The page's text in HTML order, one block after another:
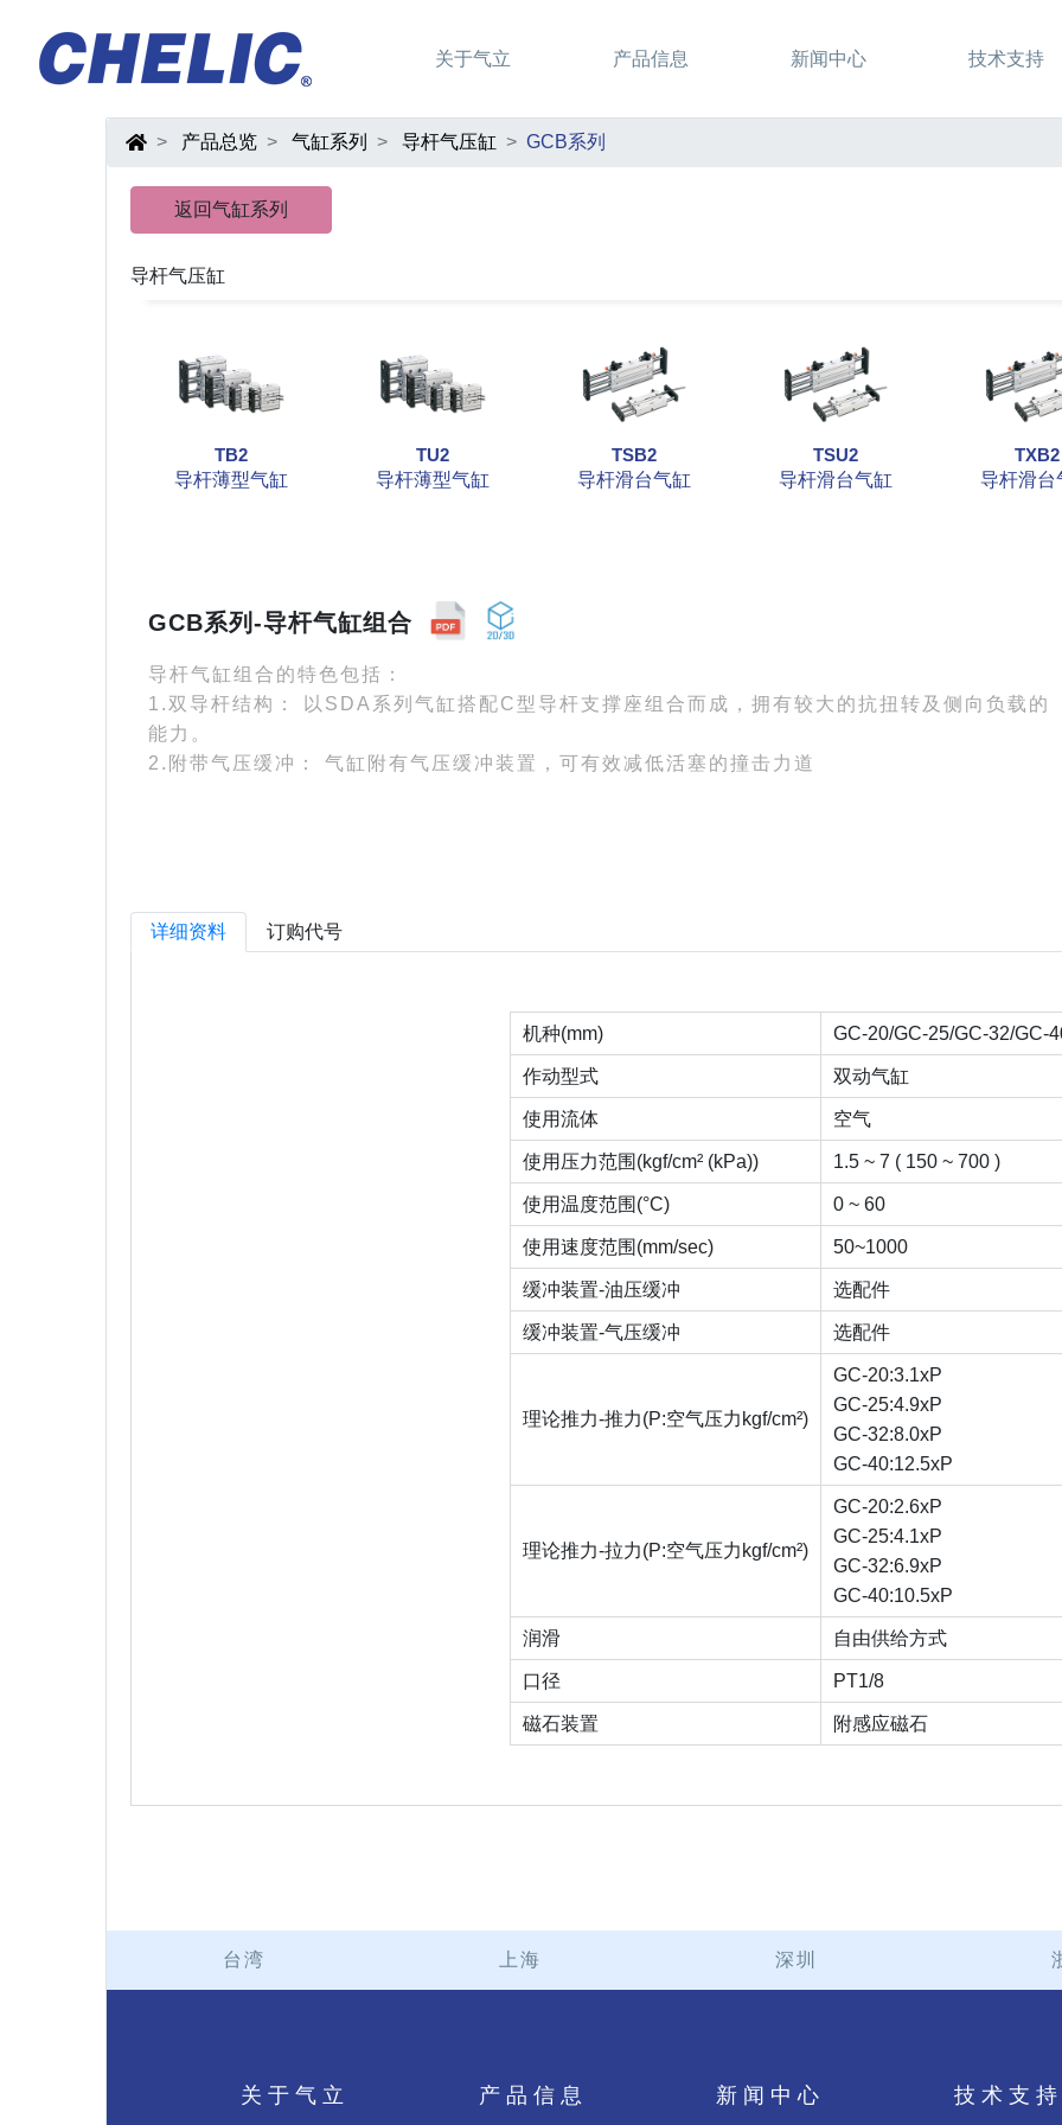
关于气立 产品信息 新闻中心 技术支持
产品总览 气缸系列 导杆气压缸 GCB系列
返回气缸系列
导杆气压缸
TB2
导杆薄型气缸
TU2
导杆薄型气缸
TSB2
导杆滑台气缸
TSU2
导杆滑台气缸
TXB2
导杆滑台
GCB系列-导杆气缸组合
导杆气缸组合的特色包括：
1.双导杆结构： 以SDA系列气缸搭配C型导杆支撑座组合而成，拥有较大的抗扭转及侧向负载的
能力。
2.附带气压缓冲： 气缸附有气压缓冲装置，可有效减低活塞的撞击力道
详细资料 订购代号
机种(mm) GC-20/GC-25/GC-32/GC-
作动型式 双动气缸
使用流体 空气
使用压力范围(kgf/cm² (kPa)) 1.5 ~ 7 ( 150 ~ 700 )
使用温度范围(°C) 0 ~ 60
使用速度范围(mm/sec) 50~1000
缓冲装置-油压缓冲 选配件
缓冲装置-气压缓冲 选配件
理论推力-推力(P:空气压力kgf/cm²)
GC-20:3.1xP
GC-25:4.9xP
GC-32:8.0xP
GC-40:12.5xP
理论推力-拉力(P:空气压力kgf/cm²)
GC-20:2.6xP
GC-25:4.1xP
GC-32:6.9xP
GC-40:10.5xP
润滑 自由供给方式
口径 PT1/8
磁石装置 附感应磁石
台湾 上海 深圳
关于气立 产品信息 新闻中心 技术支